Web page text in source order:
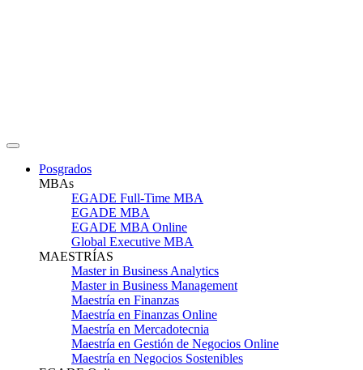
Posgrados
MBAs
EGADE Full-Time MBA
EGADE MBA
EGADE MBA Online
Global Executive MBA
MAESTRÍAS
Master in Business Analytics
Master in Business Management
Maestría en Finanzas
Maestría en Finanzas Online
Maestría en Mercadotecnia
Maestría en Gestión de Negocios Online
Maestría en Negocios Sostenibles